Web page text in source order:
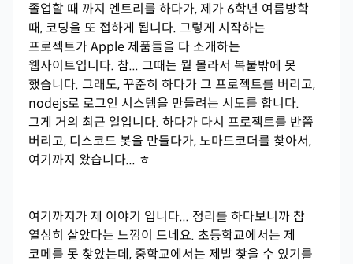
졸업할 때 까지 엔트리를 하다가, 제가 6학년 여름방학
때, 코딩을 또 접하게 됩니다. 그렇게 시작하는
프로젝트가 Apple 제품들을 다 소개하는
웹사이트입니다. 참... 그때는 뭘 몰라서 복붙밖에 못
했습니다. 그래도, 꾸준히 하다가 그 프로젝트를 버리고,
nodejs로 로그인 시스템을 만들려는 시도를 합니다.
그게 거의 최근 일입니다. 하다가 다시 프로젝트를 반쯤
버리고, 디스코드 봇을 만들다가, 노마드코더를 찾아서,
여기까지 왔습니다... ㅎ
여기까지가 제 이야기 입니다... 정리를 하다보니까 참
열심히 살았다는 느낌이 드네요. 초등학교에서는 제
코메를 못 찾았는데, 중학교에서는 제발 찾을 수 있기를